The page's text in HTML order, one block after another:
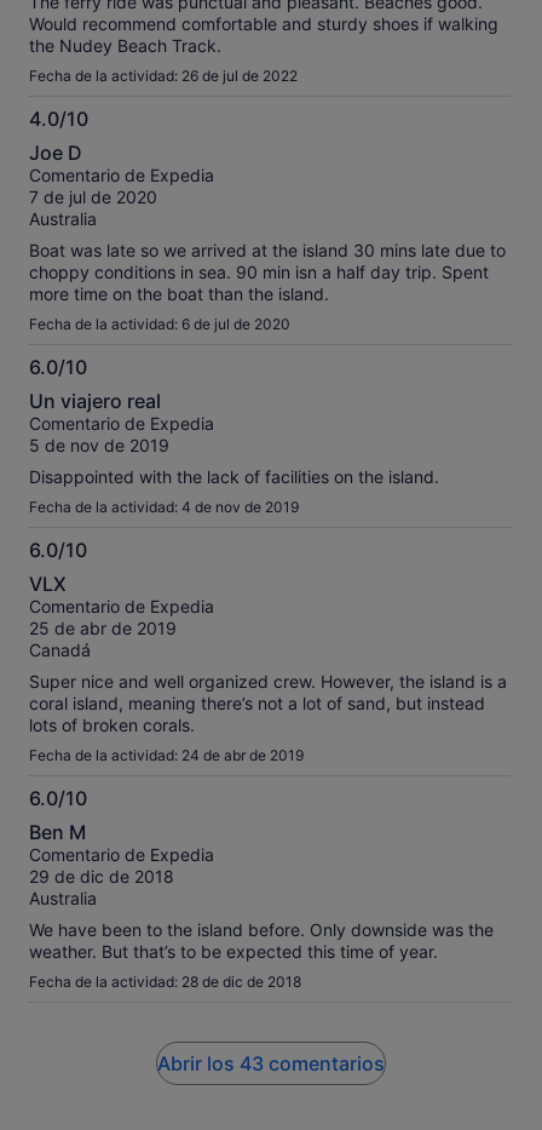
Would recommend comfortable and sturdy shoes if walking
the Nudey Beach Track.
Fecha de la actividad: 26 de jul de 2022
4.0/10
4.0
sobre
10
Joe D
Comentario de Expedia
7 de jul de 2020
Australia
Boat was late so we arrived at the island 30 mins late due to
choppy conditions in sea. 90 min isn a half day trip. Spent
more time on the boat than the island.
Fecha de la actividad: 6 de jul de 2020
6.0/10
6.0
sobre
10
Un viajero real
Comentario de Expedia
5 de nov de 2019
Disappointed with the lack of facilities on the island.
Fecha de la actividad: 4 de nov de 2019
6.0/10
6.0
sobre
10
VLX
Comentario de Expedia
25 de abr de 2019
Canadá
Super nice and well organized crew. However, the island is a
coral island, meaning there’s not a lot of sand, but instead
lots of broken corals.
Fecha de la actividad: 24 de abr de 2019
6.0/10
6.0
sobre
10
Ben M
Comentario de Expedia
29 de dic de 2018
Australia
We have been to the island before. Only downside was the
weather. But that’s to be expected this time of year.
Fecha de la actividad: 28 de dic de 2018
Abrir los 43 comentarios